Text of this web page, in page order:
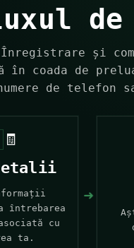
Înregistrare și
coada de
de telefon
🧾
întrebarea
cu
ta.
➜